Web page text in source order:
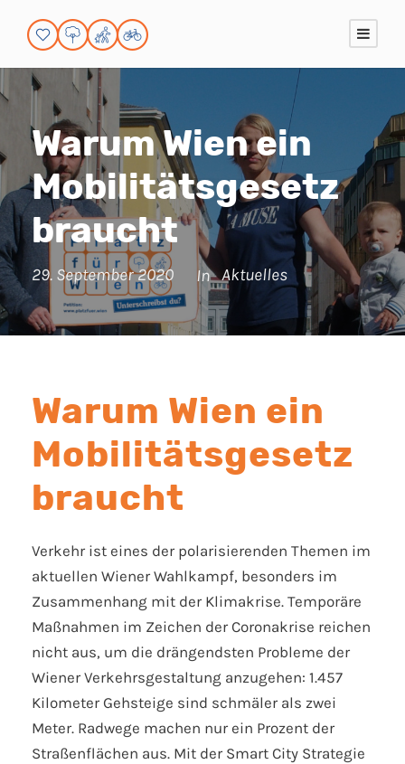
Warum Wien ein
Mobilitätsgesetz
braucht
29. September 2020 In Aktuelles
Warum Wien ein
Mobilitätsgesetz
braucht
Verkehr ist eines der polarisierenden Themen im
aktuellen Wiener Wahlkampf, besonders im
Zusammenhang mit der Klimakrise. Temporäre
Maßnahmen im Zeichen der Coronakrise reichen
nicht aus, um die drängendsten Probleme der
Wiener Verkehrsgestaltung anzugehen: 1.457
Kilometer Gehsteige sind schmäler als zwei
Meter. Radwege machen nur ein Prozent der
Straßenflächen aus. Mit der Smart City Strategie